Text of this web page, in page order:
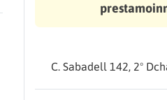
C. Sabadell 142, 2º